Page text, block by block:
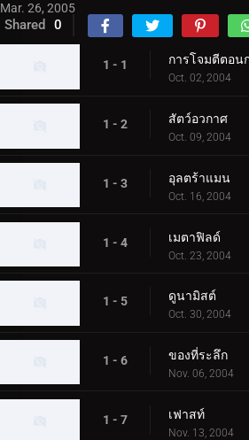
Mar. 26, 2005
Shared 0
1 - 1 การโจมตีตอน
Oct. 02, 2004
1 - 2 สัตว์อวกาศ
Oct. 09, 2004
1 - 3 อุลตร้าแมน
Oct. 16, 2004
1 - 4 เมตาฟิลด์
Oct. 23, 2004
1 - 5 ดูนามิสต์
Oct. 30, 2004
1 - 6 ของที่ระลึก
Nov. 06, 2004
1 - 7 เฟาสท์
Nov. 13, 2004